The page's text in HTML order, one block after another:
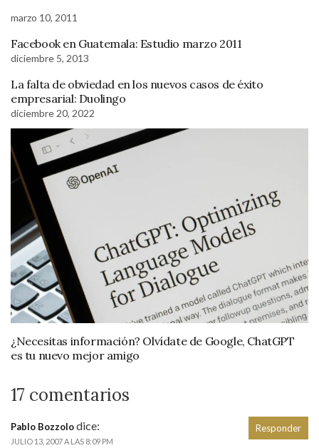
marzo 10, 2011
Facebook en Guatemala: Estudio marzo 2011
diciembre 5, 2013
La falta de obviedad en los nuevos casos de éxito
empresarial: Duolingo
diciembre 20, 2022
¿Necesitas información? Olvídate de Google, ChatGPT
es tu nuevo mejor amigo
17 comentarios
Pablo Bozzolodice:
JULIO 13, 2007 A LAS 8:09 PM
Responder